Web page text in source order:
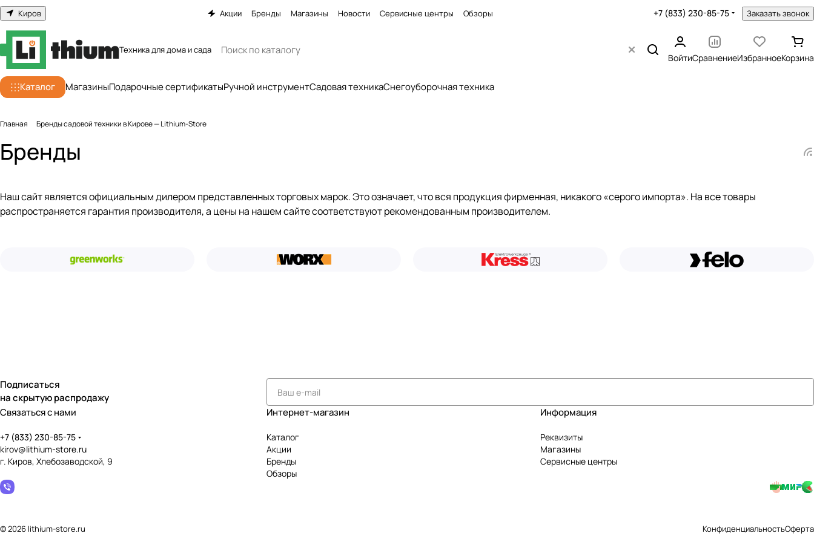
Киров Акции Бренды Магазины Новости Сервисные центры Обзоры +7 (833) 230-85-75 Заказать звонок
Техника для дома и сада
ВойтиСравнениеИзбранноеКорзина
Каталог МагазиныПодарочные сертификатыРучной инструментСадовая техникаСнегоуборочная техника
Главная Бренды садовой техники в Кирове — Lithium-Store
Бренды
Наш сайт является официальным дилером представленных торговых марок. Это означает, что вся продукция фирменная, никакого «серого импорта». На все товары
распространяется гарантия производителя, а цены на нашем сайте соответствуют рекомендованным производителем.
Подписаться
на скрытую распродажу
Связаться с нами
+7 (833) 230-85-75
kirov@lithium-store.ru
г. Киров, Хлебозаводской, 9
Интернет-магазин
Каталог
Акции
Бренды
Обзоры
Информация
Реквизиты
Магазины
Сервисные центры
© 2026 lithium-store.ru КонфиденциальностьОферта